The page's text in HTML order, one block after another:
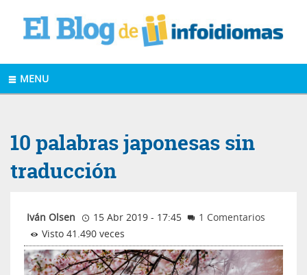
MENU
10 palabras japonesas sin
traducción
Iván Olsen 15 Abr 2019 - 17:45
1 Comentarios
Visto 41.490 veces